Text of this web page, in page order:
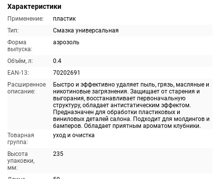
Характеристики
Применение:
пластик
Тип:
Смазка универсальная
Форма
выпуска:
аэрозоль
Объём, л:
0.4
EAN-13:
70202691
Расширенное
описание:
Быстро и эффективно удаляет пыль, грязь, масляные и
никотиновые загрязнения. Защищает от старения и
выгорания, восстанавливает первоначальную
структуру, обладает антистатическим эффектом.
Предназначен для обработки пластиковых и
виниловых деталей салона. Подходит для молдингов и
бамперов. Обладает приятным ароматом клубники.
Товарная
группа:
уход и очистка
Высота
упаковки,
мм:
235